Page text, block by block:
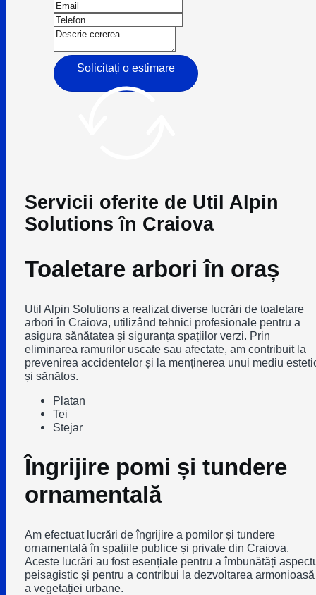
Solicitați o estimare
Servicii oferite de Util Alpin
Solutions în Craiova
Toaletare arbori în oraș
Util Alpin Solutions a realizat diverse lucrări de toaletare
arbori în Craiova, utilizând tehnici profesionale pentru a
asigura sănătatea și siguranța spațiilor verzi. Prin
eliminarea ramurilor uscate sau afectate, am contribuit la
prevenirea accidentelor și la menținerea unui mediu
și sănătos.
Platan
Tei
Stejar
Îngrijire pomi și tundere
ornamentală
Am efectuat lucrări de îngrijire a pomilor și tundere
ornamentală în spațiile publice și private din Craiova.
Aceste lucrări au fost esențiale pentru a îmbunătăți
peisagistic și pentru a contribui la dezvoltarea armonioasă
a vegetației urbane.